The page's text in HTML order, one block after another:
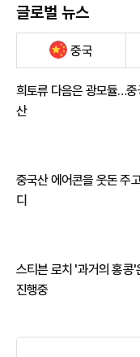
글로벌 뉴스
중국
희토류 다음은 광모듈…
산
중국산 에어콘을 웃돈 주
디
스티븐 로치 '과거의 홍콩
진행중